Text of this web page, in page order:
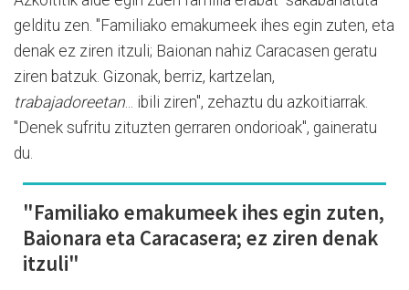
gelditu zen. "Familiako emakumeek ihes egin zuten, eta
denak ez ziren itzuli; Baionan nahiz Caracasen geratu
ziren batzuk. Gizonak, berriz, kartzelan,
trabajadoreetan... ibili ziren", zehaztu du azkoitiarrak.
"Denek sufritu zituzten gerraren ondorioak", gaineratu
du.
"Familiako emakumeek ihes egin zuten,
Baionara eta Caracasera; ez ziren denak
itzuli"